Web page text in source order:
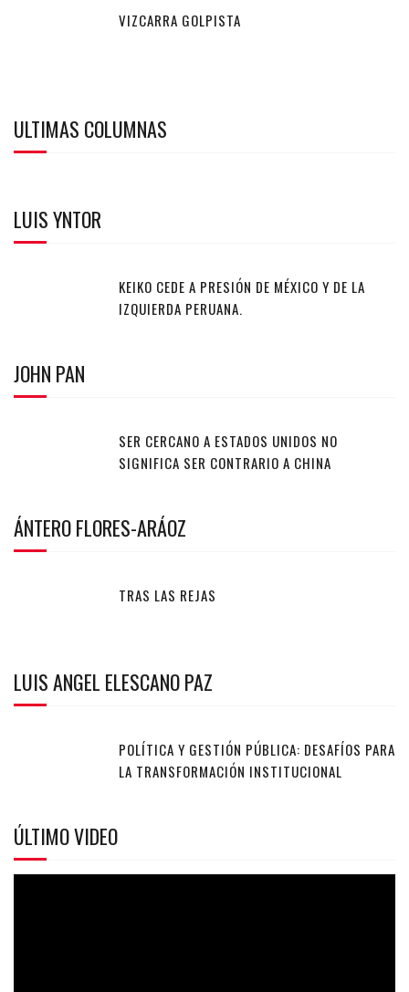
VIZCARRA GOLPISTA
ULTIMAS COLUMNAS
LUIS YNTOR
KEIKO CEDE A PRESIÓN DE MÉXICO Y DE LA
IZQUIERDA PERUANA.
JOHN PAN
SER CERCANO A ESTADOS UNIDOS NO
SIGNIFICA SER CONTRARIO A CHINA
ÁNTERO FLORES-ARÁOZ
TRAS LAS REJAS
LUIS ANGEL ELESCANO PAZ
POLÍTICA Y GESTIÓN PÚBLICA: DESAFÍOS PARA
LA TRANSFORMACIÓN INSTITUCIONAL
ÚLTIMO VIDEO